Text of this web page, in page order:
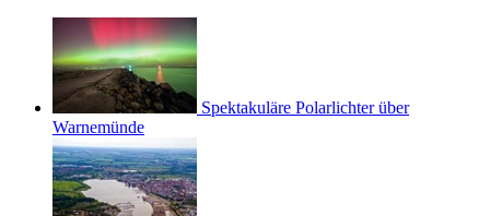
Spektakuläre Polarlichter über
Warnemünde